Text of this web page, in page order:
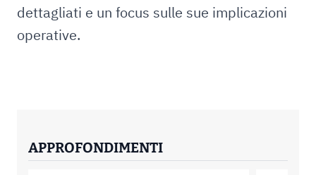
dettagliati e un focus sulle sue implicazioni
operative.
APPROFONDIMENTI